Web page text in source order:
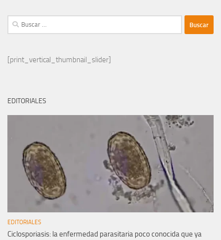
Buscar:
[print_vertical_thumbnail_slider]
EDITORIALES
EDITORIALES
Ciclosporiasis: la enfermedad parasitaria poco conocida que ya